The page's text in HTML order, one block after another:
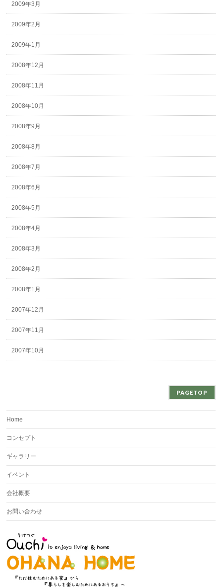
2009年3月
2009年2月
2009年1月
2008年12月
2008年11月
2008年10月
2008年9月
2008年8月
2008年7月
2008年6月
2008年5月
2008年4月
2008年3月
2008年2月
2008年1月
2007年12月
2007年11月
2007年10月
PAGETOP
Home
コンセプト
ギャラリー
イベント
会社概要
お問い合わせ